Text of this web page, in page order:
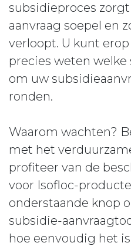
subsidieproces
aanvraag soepel en
verloopt. U kunt
precies weten
om uw
ronden.
Waarom wachten?
met het
profiteer van de
voor Isofloc-
onderstaande knop
subsidie-
hoe eenvoudig het